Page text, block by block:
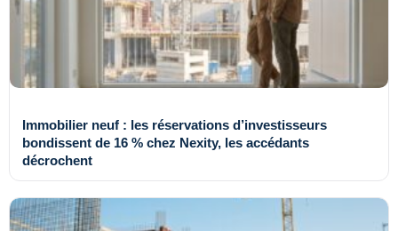
Immobilier neuf : les réservations d’investisseurs
bondissent de 16 % chez Nexity, les accédants
décrochent